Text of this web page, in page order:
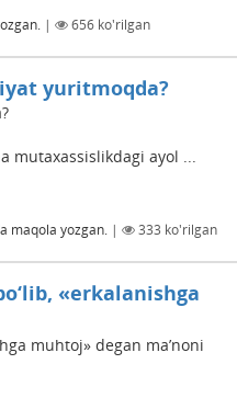
| 656 ko'rilgan
yuritmoqda?
mutaxassislikdagi ayol ...
maqola yozgan. | 333 ko'rilgan
«erkalanishga
muhtoj» degan ma’noni